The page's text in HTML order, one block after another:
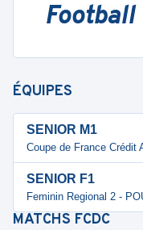
Football
ÉQUIPES
SENIOR M1
Coupe de France Crédit
SENIOR F1
Feminin Regional 2 -
MATCHS FCDC